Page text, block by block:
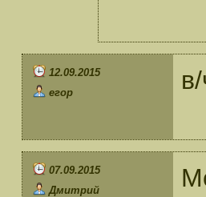
12.09.2015
егор
07.09.2015
Дмитрий